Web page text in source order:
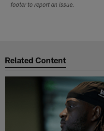
footer to report an issue.
Related Content